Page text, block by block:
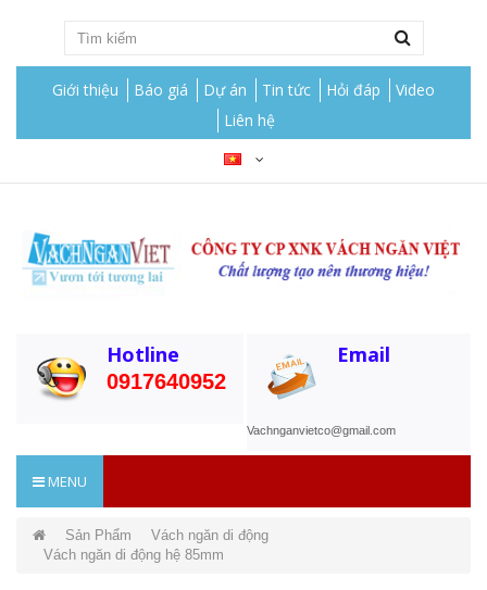
Giới thiệu Báo giá Dự án Tin tức Hỏi đáp
Video
Liên hệ
Hotline
0917640952
Email
Vachnganvietco@gmail.com
MENU
Sản Phẩm
Vách ngăn di động
Vách ngăn di động hệ 85mm